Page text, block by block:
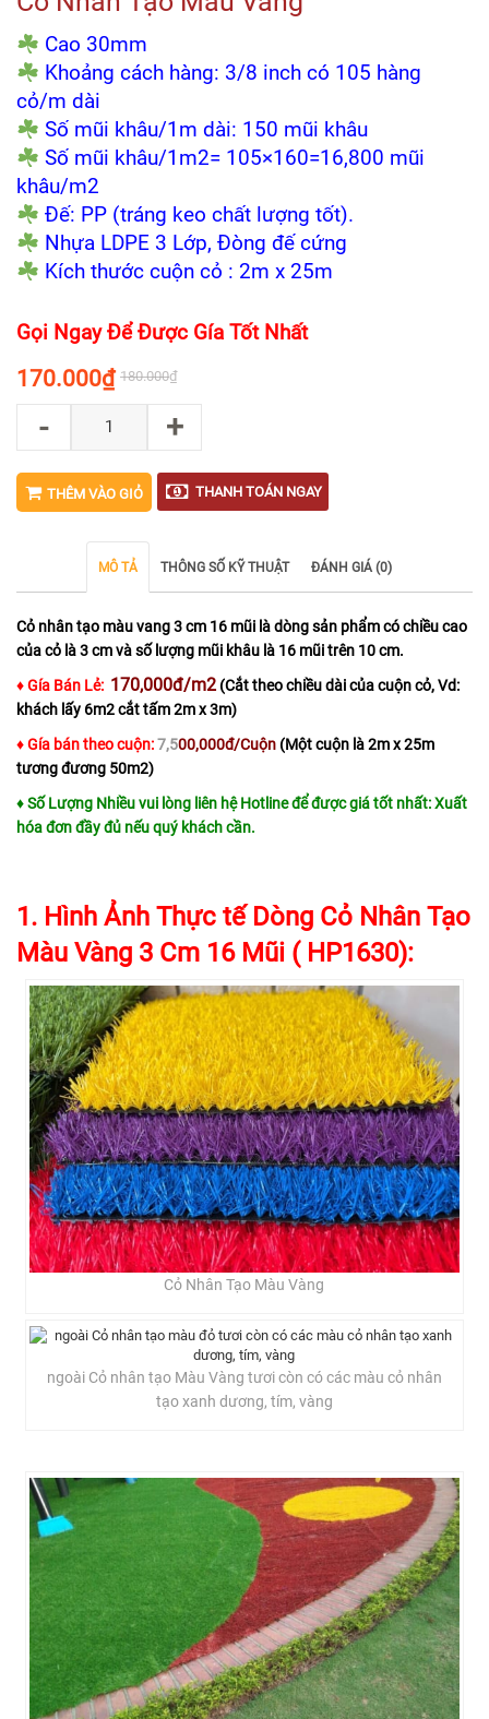
Cao 30mm
Khoảng cách hàng: 3/8 inch có 105 hàng
cỏ/m dài
Số mũi khâu/1m dài: 150 mũi khâu
Số mũi khâu/1m2= 105×160=16,800 mũi
khâu/m2
Đế: PP (tráng keo chất lượng tốt).
Nhựa LDPE 3 Lớp, Đòng đế cứng
Kích thước cuộn cỏ : 2m x 25m
Gọi Ngay Để Được Gía Tốt Nhất
₫
180.000
₫
170.000
- +
THÊM VÀO GIỎ THANH TOÁN NGAY
MÔ TẢ THÔNG SỐ KỸ THUẬT ĐÁNH GIÁ (0)
Cỏ nhân tạo màu vang 3 cm 16 mũi là dòng sản phẩm có chiều cao
của cỏ là 3 cm và số lượng mũi khâu là 16 mũi trên 10 cm.
♦ Gía Bán Lẻ: 170,000đ/m2 (Cắt theo chiều dài của cuộn cỏ, Vd:
khách lấy 6m2 cắt tấm 2m x 3m)
♦ Gía bán theo cuộn:7,500,000đ/Cuộn (Một cuộn là 2m x 25m
tương đương 50m2)
♦ Số Lượng Nhiều vui lòng liên hệ Hotline để được giá tốt nhất: Xuất
hóa đơn đầy đủ nếu quý khách cần.
1. Hình Ảnh Thực tế Dòng Cỏ Nhân Tạo
Màu Vàng 3 Cm 16 Mũi ( HP1630):
Cỏ Nhân Tạo Màu Vàng
ngoài Cỏ nhân tạo Màu Vàng tươi còn có các màu cỏ nhân
tạo xanh dương, tím, vàng